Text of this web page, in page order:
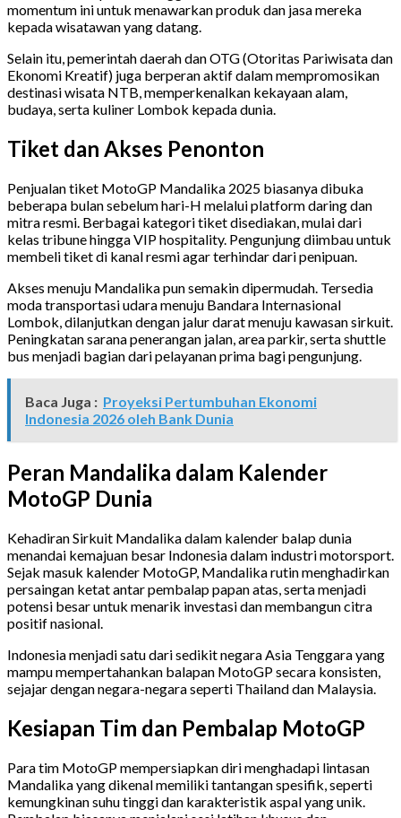
momentum ini untuk menawarkan produk dan jasa mereka
kepada wisatawan yang datang.
Selain itu, pemerintah daerah dan OTG (Otoritas Pariwisata dan
Ekonomi Kreatif) juga berperan aktif dalam mempromosikan
destinasi wisata NTB, memperkenalkan kekayaan alam,
budaya, serta kuliner Lombok kepada dunia.
Tiket dan Akses Penonton
Penjualan tiket MotoGP Mandalika 2025 biasanya dibuka
beberapa bulan sebelum hari-H melalui platform daring dan
mitra resmi. Berbagai kategori tiket disediakan, mulai dari
kelas tribune hingga VIP hospitality. Pengunjung diimbau untuk
membeli tiket di kanal resmi agar terhindar dari penipuan.
Akses menuju Mandalika pun semakin dipermudah. Tersedia
moda transportasi udara menuju Bandara Internasional
Lombok, dilanjutkan dengan jalur darat menuju kawasan sirkuit.
Peningkatan sarana penerangan jalan, area parkir, serta shuttle
bus menjadi bagian dari pelayanan prima bagi pengunjung.
Baca Juga : Proyeksi Pertumbuhan Ekonomi
Indonesia 2026 oleh Bank Dunia
Peran Mandalika dalam Kalender
MotoGP Dunia
Kehadiran Sirkuit Mandalika dalam kalender balap dunia
menandai kemajuan besar Indonesia dalam industri motorsport.
Sejak masuk kalender MotoGP, Mandalika rutin menghadirkan
persaingan ketat antar pembalap papan atas, serta menjadi
potensi besar untuk menarik investasi dan membangun citra
positif nasional.
Indonesia menjadi satu dari sedikit negara Asia Tenggara yang
mampu mempertahankan balapan MotoGP secara konsisten,
sejajar dengan negara-negara seperti Thailand dan Malaysia.
Kesiapan Tim dan Pembalap MotoGP
Para tim MotoGP mempersiapkan diri menghadapi lintasan
Mandalika yang dikenal memiliki tantangan spesifik, seperti
kemungkinan suhu tinggi dan karakteristik aspal yang unik.